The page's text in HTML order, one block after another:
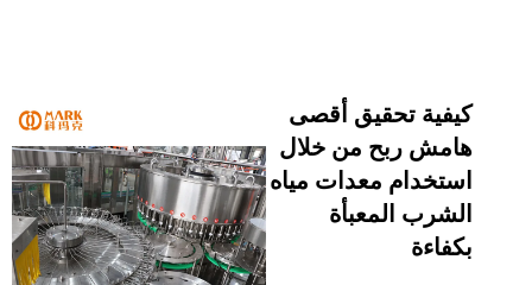
كيفية تحقيق أقصى
هامش ربح من خلال
استخدام معدات مياه
الشرب المعبأة
بكفاءة